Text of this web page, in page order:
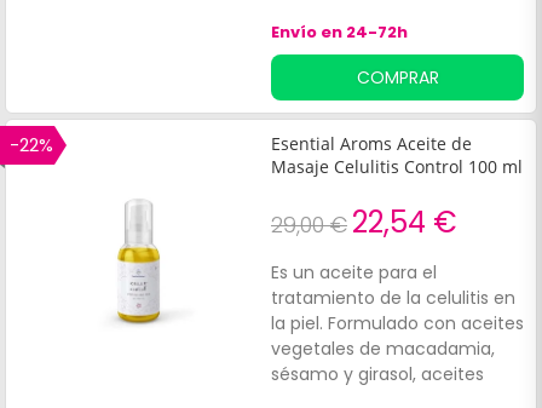
las ojeras, aporta hidratación
y atenúa las líneas de
expresión. Formulado con
manzanilla que aporta
acción calmante y aceite de
ciprés que mejora la
Envío en 24-72h
COMPRAR
-22%
Esential Aroms Aceite de
Masaje Celulitis Control 100 ml
29,00 € 22,54 €
Es un aceite para el
tratamiento de la celulitis en
la piel. Formulado con aceites
vegetales de macadamia,
sésamo y girasol, aceites